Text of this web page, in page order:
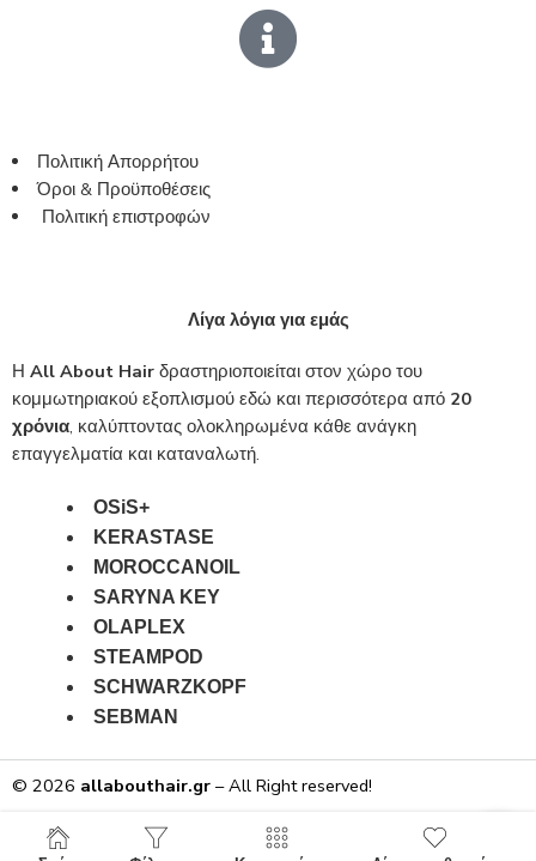
Πολιτική Απορρήτου
Όροι & Προϋποθέσεις
Πολιτική επιστροφών
Λίγα λόγια για εμάς
Η All About Hair δραστηριοποιείται στον χώρο του
κομμωτηριακού εξοπλισμού εδώ και περισσότερα από 20
χρόνια, καλύπτοντας ολοκληρωμένα κάθε ανάγκη
επαγγελματία και καταναλωτή.
OSiS+
KERASTASE
MOROCCANOIL
SARYNA KEY
OLAPLEX
STEAMPOD
SCHWARZKOPF
SEBMAN
© 2026 allabouthair.gr – All Right reserved!